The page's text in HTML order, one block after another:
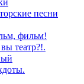
песни
фильм!
театр?!.